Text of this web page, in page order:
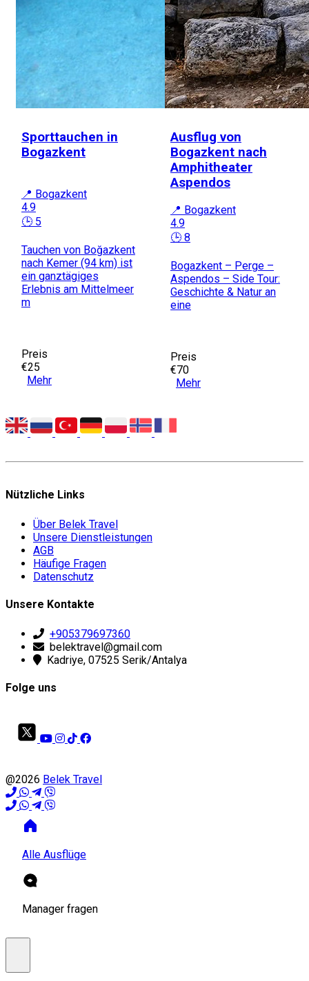
Sporttauchen in
Bogazkent
📍 Bogazkent
4.9
🕒 5
Tauchen von Boğazkent
nach Kemer (94 km) ist
ein ganztägiges
Erlebnis am Mittelmeer
m
Preis
€25
Mehr
Ausflug von
Bogazkent nach
Amphitheater
Aspendos
📍 Bogazkent
4.9
🕒 8
Bogazkent – Perge –
Aspendos – Side Tour:
Geschichte & Natur an
eine
Preis
€70
Mehr
Nützliche Links
Über Belek Travel
Unsere Dienstleistungen
AGB
Häufige Fragen
Datenschutz
Unsere Kontakte
+905379697360
belektravel@gmail.com
Kadriye, 07525 Serik/Antalya
Folge uns
@2026 Belek Travel
Alle Ausflüge
Manager fragen